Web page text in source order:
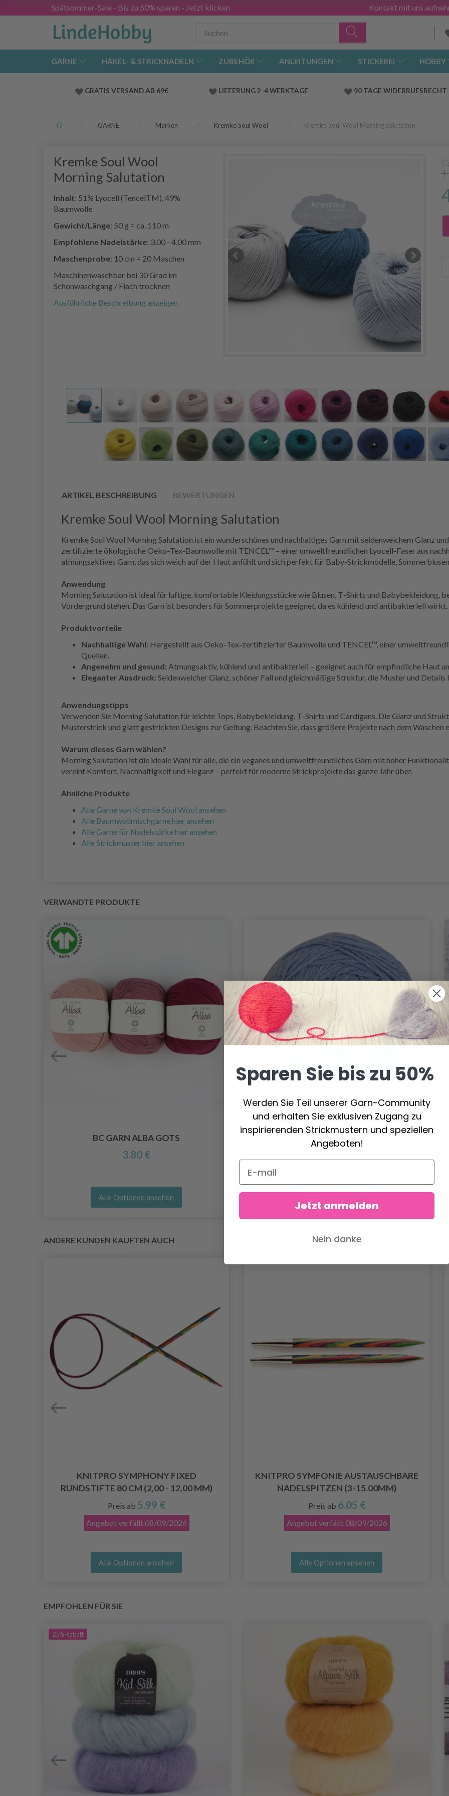
Spätsommer-Sale - Bis zu 50% sparen - Jetzt klicken Kontakt mit uns
GARNE HÄKEL- & STRICKNADELN ZUBEHÖR ANLEITUNGEN STICKEREI HOBBY
GRATIS VERSAND AB 69€ LIEFERUNG 2-4 WERKTAGE 90 TAGE WIDERRUFSRECHT
GARNE Marken Kremke Soul Wool Kremke Soul Wool Morning Salutation
Kremke Soul Wool
Morning Salutation
Inhalt: 51% Lyocell (TencelTM), 49%
Baumwolle
Gewicht/Länge: 50 g = ca. 110 m
Empfohlene Nadelstärke: 3.00 - 4.00 mm
Maschenprobe: 10 cm = 20 Maschen
Maschinenwaschbar bei 30 Grad im
Schonwaschgang / Flach trocknen
Ausführliche Beschreibung anzeigen
ARTIKEL BESCHREIBUNG BEWERTUNGEN
Kremke Soul Wool Morning Salutation
Kremke Soul Wool Morning Salutation ist ein wunderschönes und nachhaltiges Garn mit seidenweichem Glanz
zertifizierte ökologische Oeko‑Tex‑Baumwolle mit TENCEL™ – einer umweltfreundlichen Lyocell‑Faser aus
atmungsaktives Garn, das sich weich auf der Haut anfühlt und sich perfekt für Baby‑Strickmodelle,
Anwendung
Morning Salutation ist ideal für luftige, komfortable Kleidungsstücke wie Blusen, T‑Shirts und Babybekleidung,
Vordergrund stehen. Das Garn ist besonders für Sommerprojekte geeignet, da es kühlend und antibakteriell wirkt.
Produktvorteile
Nachhaltige Wahl: Hergestellt aus Oeko‑Tex‑zertifizierter Baumwolle und TENCEL™, einer
Quellen.
Angenehm und gesund: Atmungsaktiv, kühlend und antibakteriell – geeignet auch für empfindliche Haut
Eleganter Ausdruck: Seidenweicher Glanz, schöner Fall und gleichmäßige Struktur, die Muster und
Anwendungstipps
Verwenden Sie Morning Salutation für leichte Tops, Babybekleidung, T‑Shirts und Cardigans. Die Glanz und
Musterstrick und glatt gestrickten Designs zur Geltung. Beachten Sie, dass größere Projekte nach dem Waschen
Warum dieses Garn wählen?
Morning Salutation ist die ideale Wahl für alle, die ein veganes und umweltfreundliches Garn mit hoher
vereint Komfort, Nachhaltigkeit und Eleganz – perfekt für moderne Strickprojekte das ganze Jahr über.
Ähnliche Produkte
Alle Garne von Kremke Soul Wool ansehen
Alle Baumwollmischgarne hier ansehen
Alle Garne für Nadelstärke hier ansehen
Alle Strickmuster hier ansehen
VERWANDTE PRODUKTE
BC GARN ALBA GOTS
3.80 €
Alle Optionen ansehen
HJERTEGARN ORGANIC TRIO
ANDERE KUNDEN KAUFTEN AUCH
KNITPRO SYMPHONY FIXED
RUNDSTIFTE 80 CM (2,00 - 12,00 MM)
Preis ab 5.99 €
Angebot verfällt 08/09/2026
Alle Optionen ansehen
KNITPRO SYMFONIE AUSTAUSCHBARE
NADELSPITZEN (3-15.00MM)
Preis ab 6.05 €
Angebot verfällt 08/09/2026
Alle Optionen ansehen
EMPFOHLEN FÜR SIE
25%Rabatt
Sparen Sie bis zu 50%
Werden Sie Teil unserer Garn-Community
und erhalten Sie exklusiven Zugang zu
inspirierenden Strickmustern und speziellen
Angeboten!
Jetzt anmelden
Nein danke